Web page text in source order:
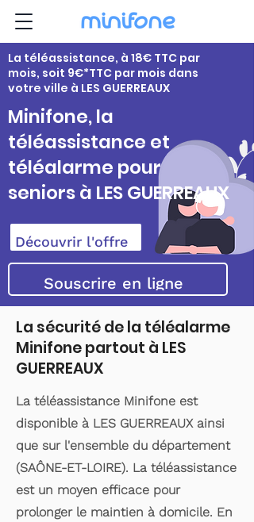
La téléassistance, à 18€ TTC par
mois, soit 9€*TTC par mois dans
votre ville à LES GUERREAUX
Minifone, la
téléassistance et
téléalarme pour
seniors à LES GUERREAUX
Découvrir l'offre
Souscrire en ligne
La sécurité de la téléalarme
Minifone partout à LES
GUERREAUX
La téléassistance Minifone est
disponible à LES GUERREAUX ainsi
que sur l'ensemble du département
(SAÔNE-ET-LOIRE). La téléassistance
est un moyen efficace pour
prolonger le maintien à domicile. En